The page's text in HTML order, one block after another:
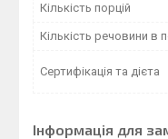
Кількість порцій
Кількість речовини в
Сертифікація та дієта
Інформація для